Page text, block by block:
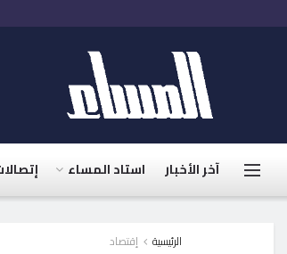
آخر الأخبار استاد المساء
الرئيسية إقتصاد